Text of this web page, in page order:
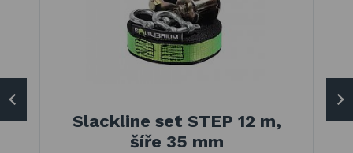
Slackline set STEP 12 m,
šíře 35 mm